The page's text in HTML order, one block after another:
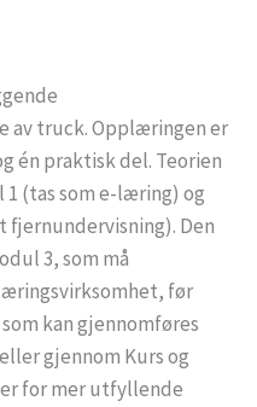
av truck. Opplæringen er
én praktisk del. Teorien
(tas som e-læring) og
fjernundervisning). Den
3, som må
før
kan gjennomføres
gjennom Kurs og
for mer utfyllende